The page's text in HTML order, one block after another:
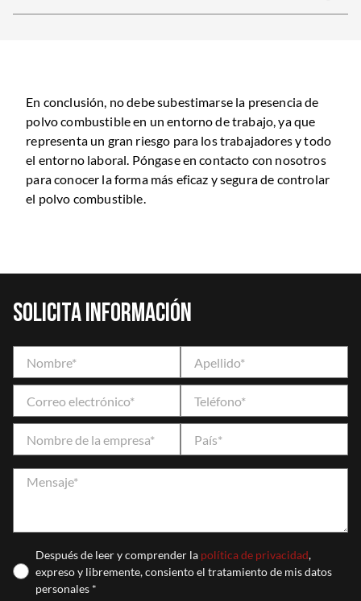
En conclusión, no debe subestimarse la presencia de
polvo combustible en un entorno de trabajo, ya que
representa un gran riesgo para los trabajadores y todo
el entorno laboral. Póngase en contacto con nosotros
para conocer la forma más eficaz y segura de controlar
el polvo combustible.
Solicita información
Después de leer y comprender la política de privacidad,
expreso y libremente, consiento el tratamiento de mis datos
personales *